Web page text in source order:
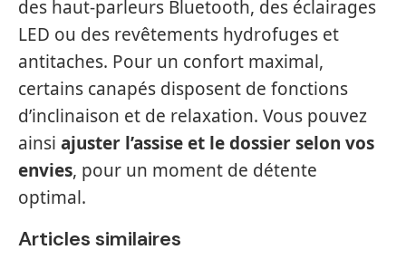
des haut-parleurs Bluetooth, des éclairages
LED ou des revêtements hydrofuges et
antitaches. Pour un confort maximal,
certains canapés disposent de fonctions
d’inclinaison et de relaxation. Vous pouvez
ainsi ajuster l’assise et le dossier selon vos
envies, pour un moment de détente
optimal.
Articles similaires